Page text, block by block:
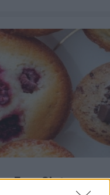
- Fara Gluten